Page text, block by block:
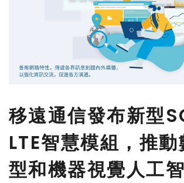
移遠通信發布新型
LTE智慧模組，推
型和機器視覺人工